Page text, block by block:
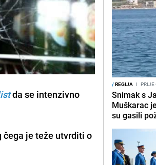
da se intenzivno
je teže utvrditi o
/REGIJA I PRIJE
Snimak s
Muškarac
su gasili